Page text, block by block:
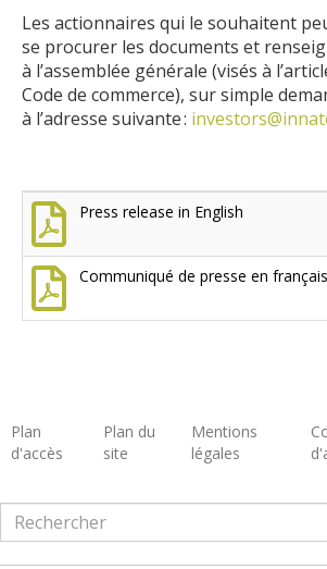
Les actionnaires qui le souhaitent
se procurer les documents et
à l’assemblée générale (visés à
Code de commerce), sur simple
à l’adresse suivante :
Press release in English
Communiqué de presse en français
Footer
Plan
d'accès
Plan du
site
Mentions
légales
Rechercher